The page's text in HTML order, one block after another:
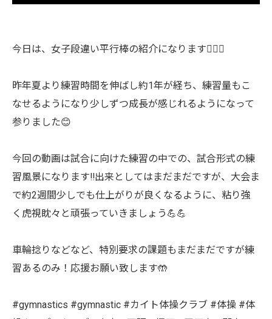
今日は、女子段違い平行棒の紹介になります💁🏻‍♂️
昨年夏より練習時間を伸ばし約1年が経ち、練習量もこ
なせるようになり少しずつ成長が感じれるようになって
参りました😊
今回の動画は試合に向けた練習の中での、試合形式の練
習風景になります‼︎出来としてはまだまだですが、大会ま
で約2週間少しでも仕上がりが良くなるように、粘り強
く虎視眈々と頑張っていきましょう💪💪
車輪捻りなどなど、特別要求の課題もまだまだですが練
習あるのみ！応援お願い致します🤲
#gymnastics #gymnastic #カイト体操クラブ #体操 #体